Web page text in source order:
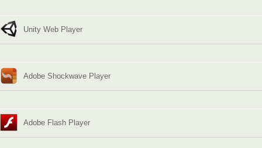
Unity Web Player
Adobe Shockwave Player
Adobe Flash Player